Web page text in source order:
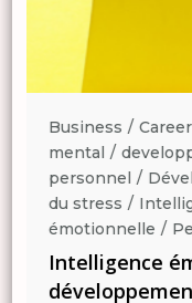
Business Career
mental
personnel
du stress
émotionnelle
Intelligence